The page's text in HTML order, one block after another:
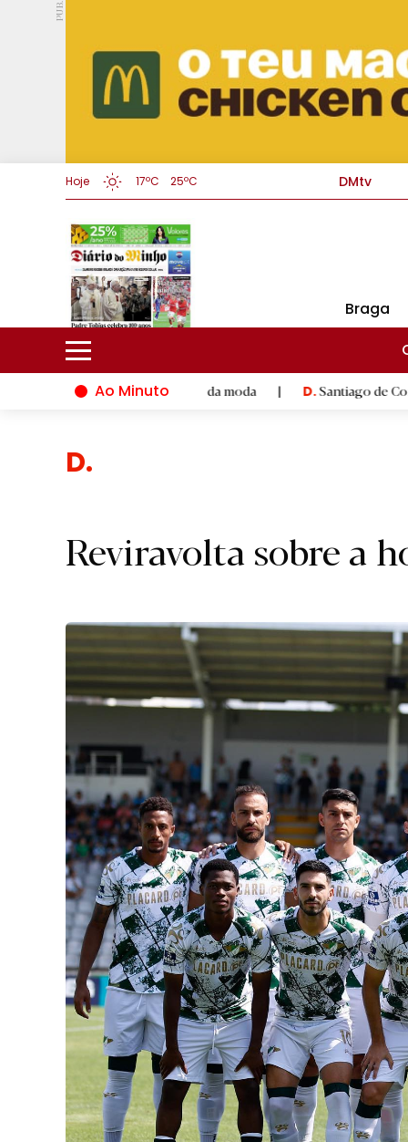
PUB.
Hoje 17ºC 25ºC DMtv
Braga
Ao Minuto
do mundo da moda D.Santiago de Compostela
Desporto
Reviravolta sobre a